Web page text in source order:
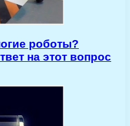
роботы?
на этот вопрос